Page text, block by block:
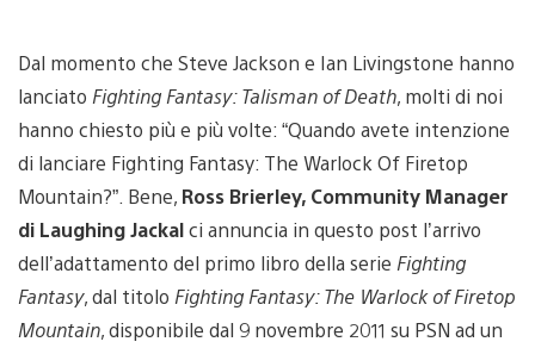
Dal momento che Steve Jackson e Ian Livingstone hanno
lanciato Fighting Fantasy: Talisman of Death, molti di noi
hanno chiesto più e più volte: “Quando avete intenzione
di lanciare Fighting Fantasy: The Warlock Of Firetop
Mountain?”. Bene, Ross Brierley, Community Manager
di Laughing Jackalci annuncia in questo post l’arrivo
dell’adattamento del primo libro della serie Fighting
Fantasy, dal titolo Fighting Fantasy: The Warlock of Firetop
Mountain, disponibile dal 9 novembre 2011 su PSN ad un